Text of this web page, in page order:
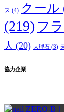
ス (4) クール
(219) フ
人 (20) 大理石 (3)
協力企業